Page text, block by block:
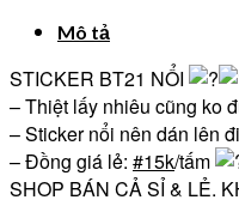
Mô tả
STICKER BT21 NỔI
– Thiệt lấy nhiêu cũng ko
– Sticker nổi nên dán lên
– Đồng giá lẻ: #15k/tấm
SHOP BÁN CẢ SỈ & LẺ.